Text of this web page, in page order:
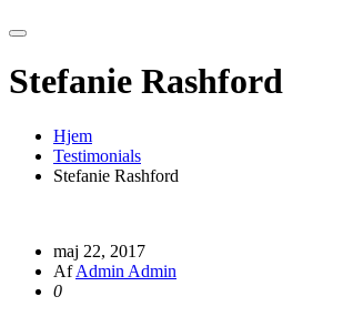
Stefanie Rashford
Hjem
Testimonials
Stefanie Rashford
maj 22, 2017
AfAdmin Admin
0